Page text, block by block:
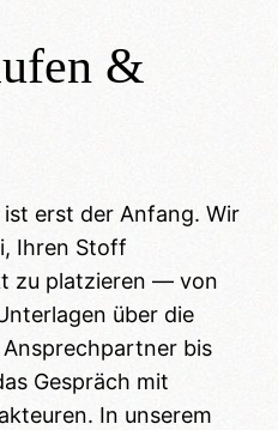
&
erst der Anfang. Wir
Ihren Stoff
zu platzieren — von
über die
bis
Gespräch mit
In unserem